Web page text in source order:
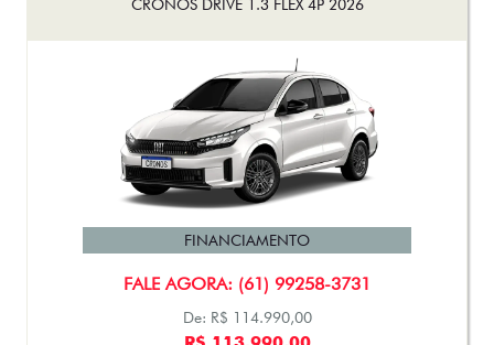
De: R$ 103.990,00
Ver oferta
CRONOS
CRONOS DRIVE 1.3 FLEX 4P 2026